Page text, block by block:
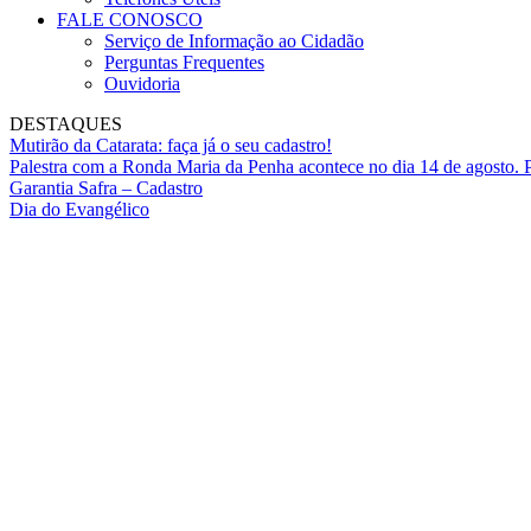
FALE CONOSCO
Serviço de Informação ao Cidadão
Perguntas Frequentes
Ouvidoria
DESTAQUES
Mutirão da Catarata: faça já o seu cadastro!
Palestra com a Ronda Maria da Penha acontece no dia 14 de agosto.
Garantia Safra – Cadastro
Dia do Evangélico